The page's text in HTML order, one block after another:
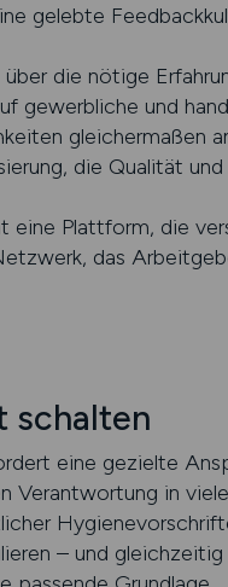
gelebte
die nötige
gewerbliche und
gleichermaßen
die Qualität
eine Plattform, die
das
schalten
eine gezielte
Verantwortung in
– und